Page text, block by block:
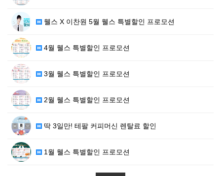
웰스 X 이찬원 5월 웰스 특별할인 프로모션
4월 웰스 특별할인 프로모션
3월 웰스 특별할인 프로모션
2월 웰스 특별할인 프로모션
딱 3일만! 테팔 커피머신 렌탈료 할인
1월 웰스 특별할인 프로모션